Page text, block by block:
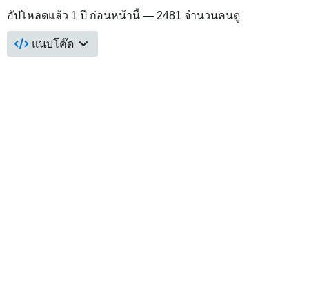
อัปโหลดแล้ว 1 ปี ก่อนหน้านี้ — 2481 จำนวนคนดู
แนบโค๊ด